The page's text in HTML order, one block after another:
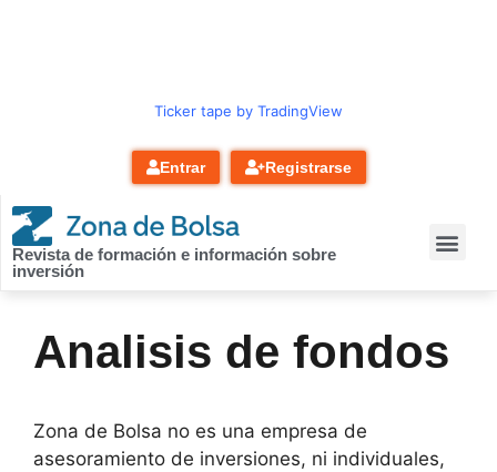
Ticker tape by TradingView
Entrar Registrarse
Revista de formación e información sobre
inversión
Analisis de fondos
Zona de Bolsa no es una empresa de
asesoramiento de inversiones, ni individuales,